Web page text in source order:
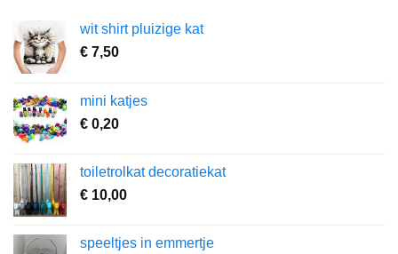
wit shirt pluizige kat
€ 7,50
mini katjes
€ 0,20
toiletrolkat decoratiekat
€ 10,00
speeltjes in emmertje